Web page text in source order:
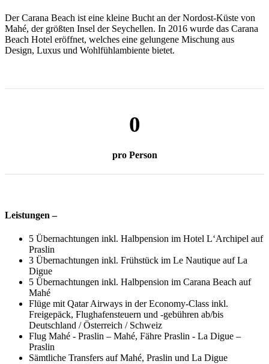
Der Carana Beach ist eine kleine Bucht an der Nordost-Küste von
Mahé, der größten Insel der Seychellen. In 2016 wurde das Carana
Beach Hotel eröffnet, welches eine gelungene Mischung aus
Design, Luxus und Wohlfühlambiente bietet.
0
pro Person
Leistungen –
5 Übernachtungen inkl. Halbpension im Hotel L‘Archipel auf
Praslin
3 Übernachtungen inkl. Frühstück im Le Nautique auf La
Digue
5 Übernachtungen inkl. Halbpension im Carana Beach auf
Mahé
Flüge mit Qatar Airways in der Economy-Class inkl.
Freigepäck, Flughafensteuern und -gebühren ab/bis
Deutschland / Österreich / Schweiz
Flug Mahé - Praslin – Mahé, Fähre Praslin - La Digue –
Praslin
Sämtliche Transfers auf Mahé, Praslin und La Digue